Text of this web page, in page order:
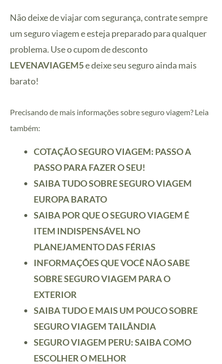
Não deixe de viajar com segurança, contrate sempre
um seguro viagem e esteja preparado para qualquer
problema. Use o cupomde desconto
LEVENAVIAGEM5e deixe seu seguro ainda mais
barato!
Precisando de mais informações sobre seguro viagem? Leia
também:
COTAÇÃO SEGURO VIAGEM: PASSO A
PASSO PARA FAZER O SEU!
SAIBA TUDO SOBRE SEGURO VIAGEM
EUROPA BARATO
SAIBA POR QUE O SEGURO VIAGEM É
ITEM INDISPENSÁVEL NO
PLANEJAMENTO DAS FÉRIAS
INFORMAÇÕES QUE VOCÊ NÃO SABE
SOBRE SEGURO VIAGEM PARA O
EXTERIOR
SAIBA TUDO E MAIS UM POUCO SOBRE
SEGURO VIAGEM TAILÂNDIA
SEGURO VIAGEM PERU: SAIBA COMO
ESCOLHER O MELHOR